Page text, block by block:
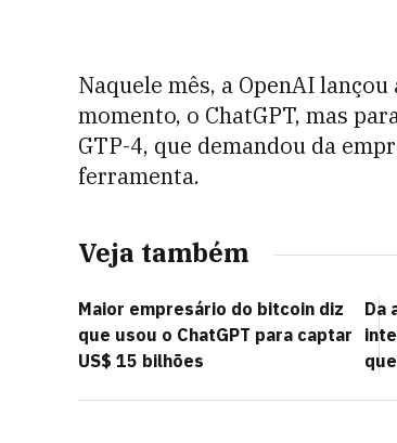
Naquele mês, a OpenAI
momento, o ChatGPT, mas
GTP-4, que demandou da
ferramenta.
Veja também
Maior empresário do bitcoin diz
que usou o ChatGPT para captar
US$ 15 bilhões
Da